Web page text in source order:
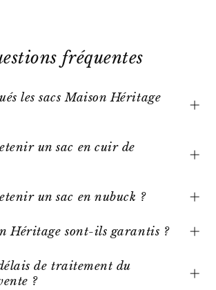
fréquentes
les sacs Maison Héritage
un sac en cuir de
un sac en nubuck ?
Héritage sont-ils garantis ?
de traitement du
?